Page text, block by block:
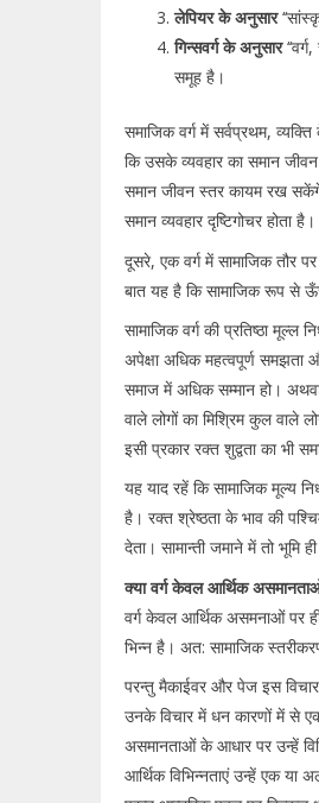
लेपियर के अनुसार
गिन्सवर्ग के अनुसार
समूह है।
समाजिक वर्ग में सर्वप्रथम,
कि उसके व्यवहार का समान
समान जीवन स्तर कायम रख
समान व्यवहार दृष्टिगोचर होता है।
दूसरे, एक वर्ग में सामाजिक तौर
बात यह है कि सामाजिक रूप से
सामाजिक वर्ग की प्रतिष्ठा
अपेक्षा अधिक महत्वपूर्ण समझता
समाज में अधिक सम्मान हो।
वाले लोगों का मिश्रिम कुल वाले
इसी प्रकार रक्त शुद्वता का भी
यह याद रहें कि सामाजिक मूल्य
है। रक्त श्रेष्ठता के भाव की
देता। सामान्ती जमाने में तो भूमि
क्या वर्ग केवल आर्थिक
वर्ग केवल आर्थिक असमनाओं पर
भिन्न है। अत: सामाजिक
परन्तु मैकाईवर और पेज इस
उनके विचार में धन कारणों में से
असमानताओं के आधार पर उन्हें
आर्थिक विभिन्नताएं उन्हें एक या